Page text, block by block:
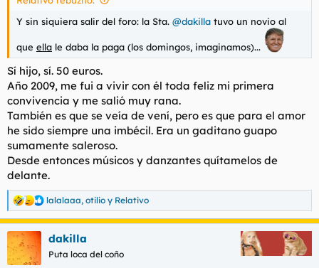
Y sin siquiera salir del foro: la Sta. @dakilla tuvo un novio al
que ella le daba la paga (los domingos, imaginamos)...
Sí hijo, sí. 50 euros.
Año 2009, me fui a vivir con él toda feliz mi primera
convivencia y me salió muy rana.
También es que se veía de vení, pero es que para el amor
he sido siempre una imbécil. Era un gaditano guapo
sumamente saleroso.
Desde entonces músicos y danzantes quítamelos de
delante.
R
e
a
c
c
i
lalalaaa, otilio y Relativo
dakilla
Puta loca del coño